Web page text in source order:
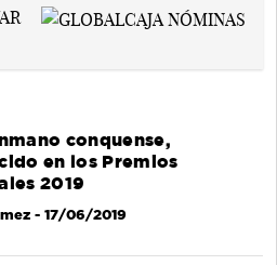
conquense,
en los Premios
2019
- 17/06/2019